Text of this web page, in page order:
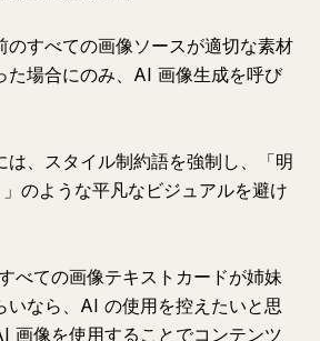
のすべての画像ソースが適切な素材
た場合にのみ、AI 画像生成を呼び
は、スタイル制約語を強制し、「明
のような平凡なビジュアルを避け
べての画像テキストカードが姉妹
いなら、AI の使用を控えたいと思
画像を使用することでコンテンツ